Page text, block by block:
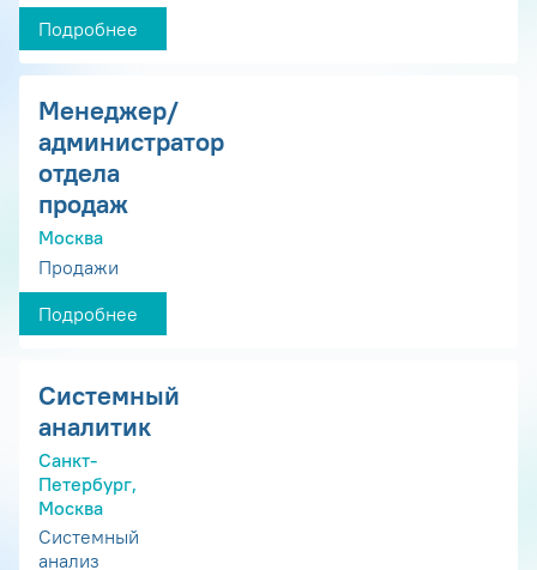
Подробнее
Менеджер/
администратор
отдела
продаж
Москва
Продажи
Подробнее
Системный
аналитик
Санкт-
Петербург,
Москва
Системный
анализ